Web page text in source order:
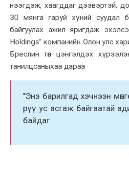
нээгдэж, хаагддаг дээвэртэй,
30 мянга гаруй хүний суудал
байгуулах ажил яригдаж
Holdings” компанийн Олон улс
Бреслин төв цэнгэлдэх
танилцсаныхаа дараа
"Энэ барилгад хэчнээн
рүү ус асгаж байгаатай
байдаг.